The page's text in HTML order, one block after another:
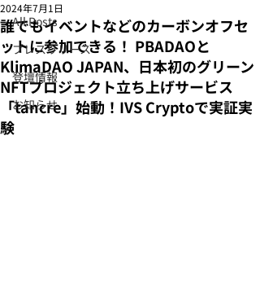
All Posts
プレスリリース
登壇情報
お知らせ
誰でもイベントなどのカーボンオフセ
ットに参加できる！ PBADAOと
KlimaDAO JAPAN、日本初のグリーン
NFTプロジェクト立ち上げサービス
「tancre」始動！IVS Cryptoで実証実
験
2024年7月1日